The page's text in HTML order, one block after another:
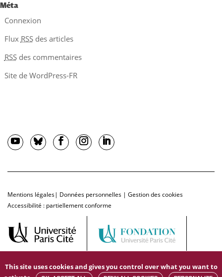
Méta
Connexion
Flux RSSdes articles
RSSdes commentaires
Site de WordPress-FR
Mentions légales| Données personnelles | Gestion des cookies
Accessibilité : partiellement conforme
This site uses cookies and gives you control over what you want to